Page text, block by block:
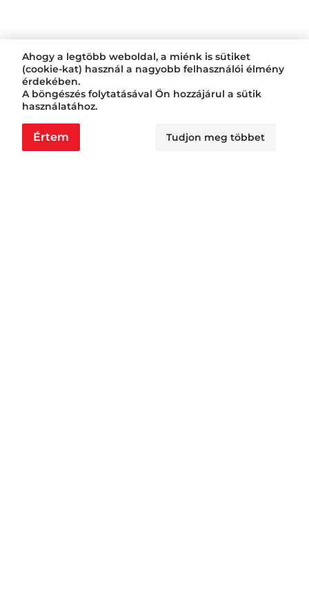
Ahogy a legtöbb weboldal, a miénk is sütiket
(cookie-kat) használ a nagyobb felhasználói élmény
érdekében.
A böngészés folytatásával Ön hozzájárul a sütik
használatához.
Értem Tudjon meg többet